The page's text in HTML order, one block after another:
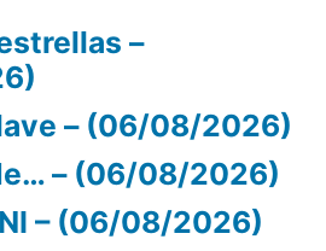
–
– (06/08/2026)
– (06/08/2026)
– (06/08/2026)